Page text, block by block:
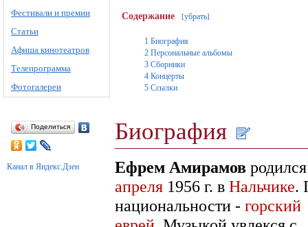
Фестивали и премии
Статьи
Афиша кинотеатров
Телепрограмма
Фотогалереи
Поделиться
Канал в Яндекс.Дзен
Содержание [убрать]
1 Биография
2 Персональные альбомы
3 Сборники
4 Концерты
5 Ссылки
Биография
Ефрем Амирамов
апреля 1956 г. в Нальчике.
национальности - горский